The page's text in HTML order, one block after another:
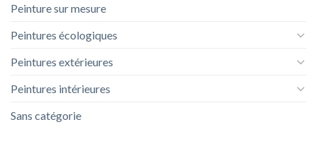
Peinture sur mesure
Peintures écologiques
Peintures extérieures
Peintures intérieures
Sans catégorie